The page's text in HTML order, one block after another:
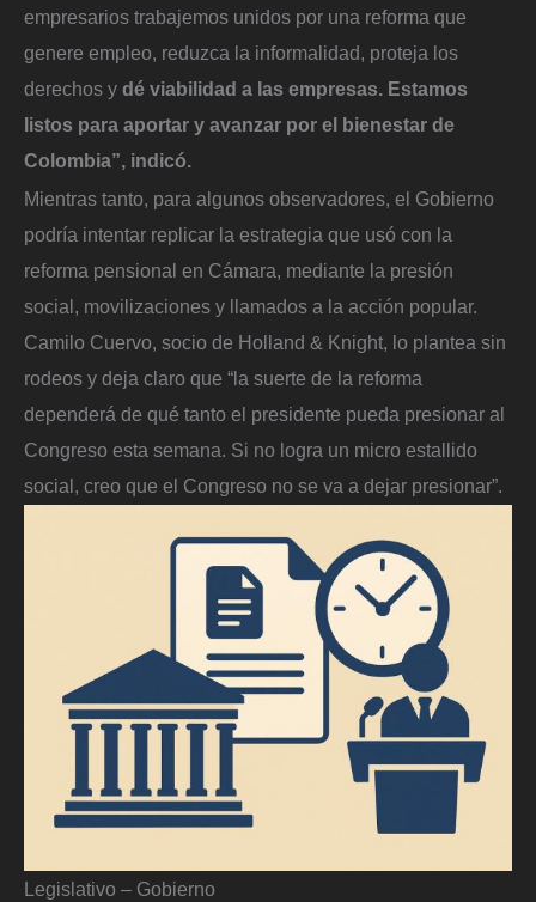
empresarios trabajemos unidos por una reforma que
genere empleo, reduzca la informalidad, proteja los
derechos y dé viabilidad a las empresas. Estamos
listos para aportar y avanzar por el bienestar de
Colombia”, indicó.
Mientras tanto, para algunos observadores, el Gobierno
podría intentar replicar la estrategia que usó con la
reforma pensional en Cámara, mediante la presión
social, movilizaciones y llamados a la acción popular.
Camilo Cuervo, socio de Holland & Knight, lo plantea sin
rodeos y deja claro que “la suerte de la reforma
dependerá de qué tanto el presidente pueda presionar al
Congreso esta semana. Si no logra un micro estallido
social, creo que el Congreso no se va a dejar presionar”.
Legislativo – Gobierno